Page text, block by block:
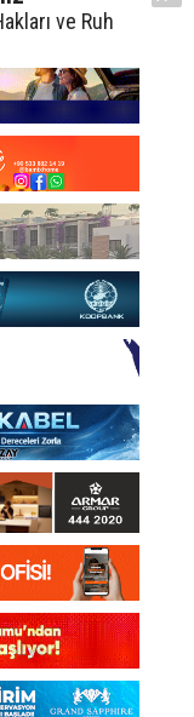
ve Ruh